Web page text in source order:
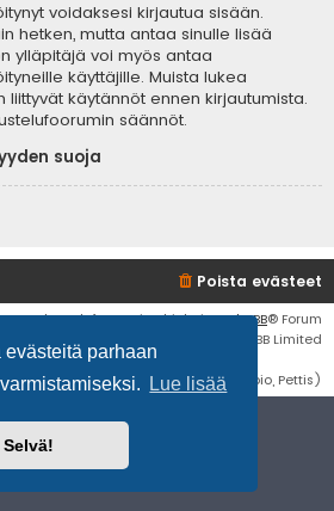
parhaan
Lue lisää
Selvä!
voidaksesi kirjautua sisään.
hetken, mutta antaa sinulle lisää
ylläpitäjä voi myös antaa
käyttäjille. Muista lukea
käytännöt ennen kirjautumista.
säännöt.
suoja
Poista evästeet
• Keskustelufoorumin ohjelmistophpBB® Forum
Software © phpBB Limited
phpBB Suomi (lurttinen, harritapio, Pettis)